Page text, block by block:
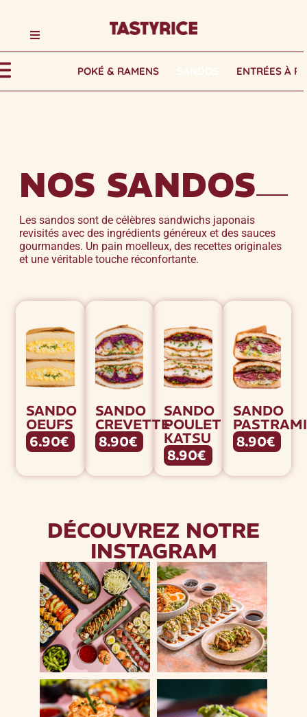
POKÉ & RAMENS ENTRÉES À
NOS SANDOS
Les sandos sont de célèbres sandwichs japonais
revisités avec des ingrédients généreux et des sauces
gourmandes. Un pain moelleux, des recettes originales
et une véritable touche réconfortante.
SANDO
OEUFS
6.90€
SANDO
CREVETTE
8.90€
SANDO
POULET
KATSU
8.90€
SANDO
PASTRAMI
8.90€
DÉCOUVREZ NOTRE
INSTAGRAM